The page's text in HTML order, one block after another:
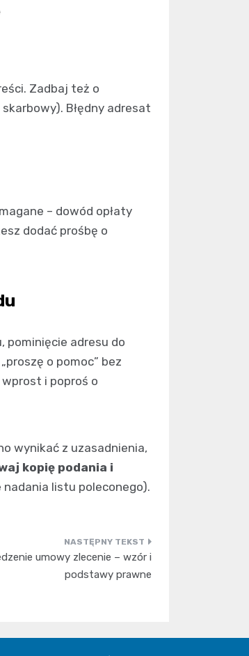
Zadbaj też o
Błędny adresat
– dowód opłaty
dodać prośbę o
pominięcie adresu do
o pomoc” bez
i poproś o
wynikać z uzasadnienia,
kopię podania i
nadania listu poleconego).
umowy zlecenie – wzór i
podstawy prawne